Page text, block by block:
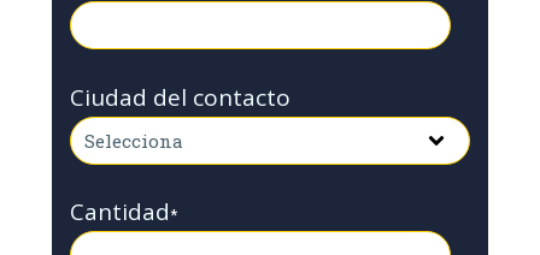
Ciudad del contacto
Cantidad*